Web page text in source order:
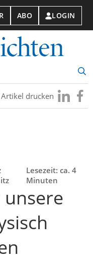
ABO LOGIN
Artikel drucken Besuchen
Sie
Sie
Lesezeit: ca. 4
Minuten